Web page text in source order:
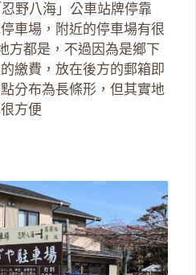
野八海」公車站牌停靠
車場，附近的停車場有很
方都是，不過因為是鄉下
繳費，放在後方的郵箱即
分布為長條形，但其實地
方便